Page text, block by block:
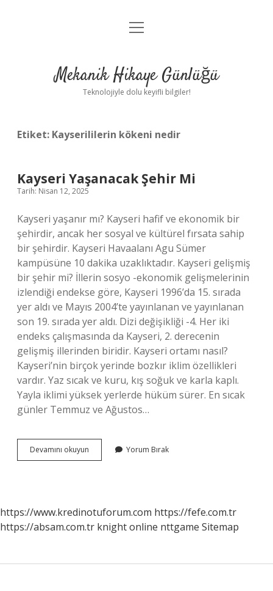
Anasayfa
Yasal Uyarı
menüyü
Mekanik Hikaye Günlüğü
Teknolojiyle dolu keyifli bilgiler!
Etiket: Kayserililerin kökeni nedir
Kayseri Yaşanacak Şehir Mi
Tarih: Nisan 12, 2025
Kayseri yaşanır mı? Kayseri hafif ve ekonomik bir
şehirdir, ancak her sosyal ve kültürel fırsata sahip
bir şehirdir. Kayseri Havaalanı Agu Sümer
kampüsüne 10 dakika uzaklıktadır. Kayseri gelişmiş
bir şehir mi? İllerin sosyo -ekonomik gelişmelerinin
izlendiği endekse göre, Kayseri 1996’da 15. sırada
yer aldı ve Mayıs 2004’te yayınlanan ve yayınlanan
son 19. sırada yer aldı. Dizi değişikliği -4. Her iki
endeks çalışmasında da Kayseri, 2. derecenin
gelişmiş illerinden biridir. Kayseri ortamı nasıl?
Kayseri’nin birçok yerinde bozkır iklim özellikleri
vardır. Yaz sıcak ve kuru, kış soğuk ve karla kaplı.
Yayla iklimi yüksek yerlerde hüküm sürer. En sıcak
günler Temmuz ve Ağustos…
Devamını okuyun
Yaşanacak
Yorum Bırak
https://www.kredinotuforum.com https://fefe.com.tr
https://absam.com.tr knight online nttgame Sitemap